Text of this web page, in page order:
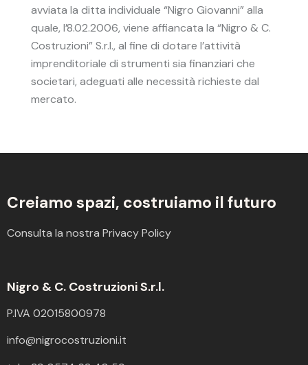
avviata la ditta individuale “Nigro Giovanni” alla
quale, l’8.02.2006, viene affiancata la “Nigro & C.
Costruzioni” S.r.l., al fine di dotare l’attività
imprenditoriale di strumenti sia finanziari che
societari, adeguati alle necessità richieste dal
mercato.
Creiamo spazi, costruiamo il futuro
Consulta la nostra Privacy Policy
Nigro & C. Costruzioni S.r.l.
P.IVA 02015800978
info@nigrocostruzioni.it